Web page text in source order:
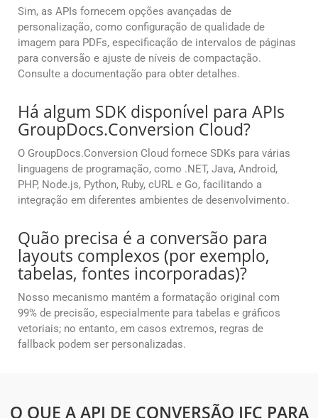
Sim, as APIs fornecem opções avançadas de
personalização, como configuração de qualidade de
imagem para PDFs, especificação de intervalos de páginas
para conversão e ajuste de níveis de compactação.
Consulte a documentação para obter detalhes.
Há algum SDK disponível para APIs
GroupDocs.Conversion Cloud?
O GroupDocs.Conversion Cloud fornece SDKs para várias
linguagens de programação, como .NET, Java, Android,
PHP, Node.js, Python, Ruby, cURL e Go, facilitando a
integração em diferentes ambientes de desenvolvimento.
Quão precisa é a conversão para
layouts complexos (por exemplo,
tabelas, fontes incorporadas)?
Nosso mecanismo mantém a formatação original com
99% de precisão, especialmente para tabelas e gráficos
vetoriais; no entanto, em casos extremos, regras de
fallback podem ser personalizadas.
O QUE A API DE CONVERSÃO IFC PARA